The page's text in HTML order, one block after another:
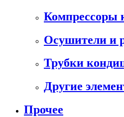
Компрессоры
Осушители и
Трубки
Другие
Прочее